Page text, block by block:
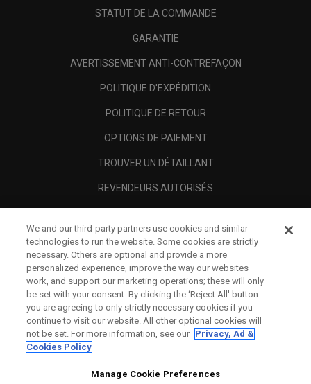
STATUT DE LA COMMANDE
GARANTIE
AVERTISSEMENT ANTI-CONTREFAÇON
POLITIQUE D'EXPÉDITION
POLITIQUE DE RETOUR
OPTIONS DE PAIEMENT
TROUVER UN DÉTAILLANT
REVENDEURS AUTORISÉS
A PROPOS
MENTIONS LÉGALES
We and our third-party partners use cookies and similar
technologies to run the website. Some cookies are strictly
necessary. Others are optional and provide a more
personalized experience, improve the way our websites
work, and support our marketing operations; these will only
be set with your consent. By clicking the ‘Reject All' button
you are agreeing to only strictly necessary cookies if you
continue to visit our website. All other optional cookies will
not be set. For more information, see our Privacy, Ad &
Cookies Policy
Manage Cookie Preferences